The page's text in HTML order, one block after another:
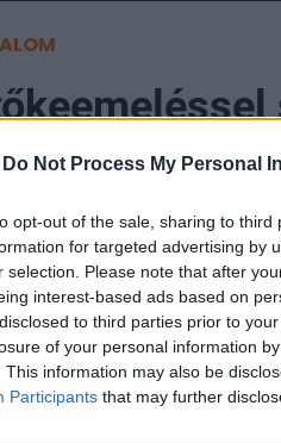
Do Not Process My Personal
opt-out of the sale, sharing to
for targeted advertising by
selection. Please note that after
interest-based ads based on
to third parties prior to
of your personal information
This information may also be
Participants that may further
hoz tartozó CIB Csoport
és mélyülő
is kénytelen volt
a bankszektort
és a kormány